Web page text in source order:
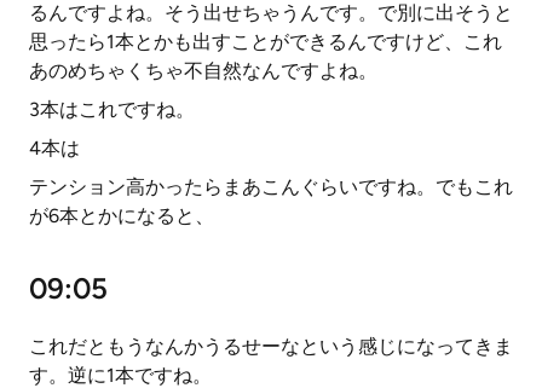
るんですよね。そう出せちゃうんです。で別に出そうと
思ったら1本とかも出すことができるんですけど、これ
あのめちゃくちゃ不自然なんですよね。
3本はこれですね。
4本は
テンション高かったらまあこんぐらいですね。でもこれ
が6本とかになると、
09:05
これだともうなんかうるせーなという感じになってきま
す。逆に1本ですね。